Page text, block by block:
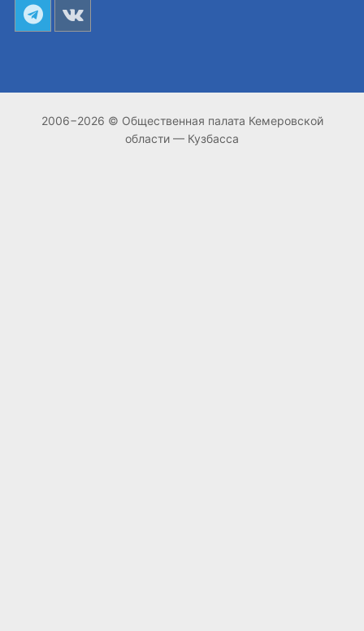
2006−2026 © Общественная палата Кемеровской
области — Кузбасса